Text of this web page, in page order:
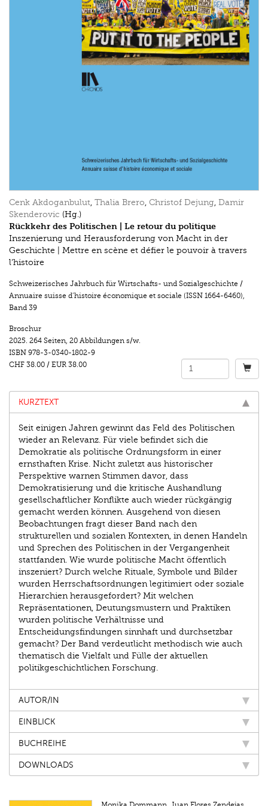
Cenk Akdoganbulut Thalia Brero Christof Dejung Damir
Skenderovic (Hg.)
Rückkehr des Politischen | Le retour du politique
Inszenierung und Herausforderung von Macht in der
Geschichte | Mettre en scène et défier le pouvoir à travers
l’histoire
Schweizerisches Jahrbuch für Wirtschafts- und Sozialgeschichte /
Annuaire suisse d’histoire économique et sociale (ISSN 1664-6460),
Band 39
Broschur
2025. 264 Seiten, 20 Abbildungen s/w.
ISBN 978-3-0340-1802-9
CHF 38.00 / EUR 38.00
KURZTEXT
Seit einigen Jahren gewinnt das Feld des Politischen
wieder an Relevanz. Für viele befindet sich die
Demokratie als politische Ordnungsform in einer
ernsthaften Krise. Nicht zuletzt aus historischer
Perspektive warnen Stimmen davor, dass
Demokratisierung und die kritische Aushandlung
gesellschaftlicher Konflikte auch wieder rückgängig
gemacht werden können. Ausgehend von diesen
Beobachtungen fragt dieser Band nach den
strukturellen und sozialen Kontexten, in denen Handeln
und Sprechen des Politischen in der Vergangenheit
stattfanden. Wie wurde politische Macht öffentlich
inszeniert? Durch welche Rituale, Symbole und Bilder
wurden Herrschaftsordnungen legitimiert oder soziale
Hierarchien herausgefordert? Mit welchen
Repräsentationen, Deutungsmustern und Praktiken
wurden politische Verhältnisse und
Entscheidungsfindungen sinnhaft und durchsetzbar
gemacht? Der Band verdeutlicht methodisch wie auch
thematisch die Vielfalt und Fülle der aktuellen
politikgeschichtlichen Forschung.
AUTOR/IN
EINBLICK
BUCHREIHE
DOWNLOADS